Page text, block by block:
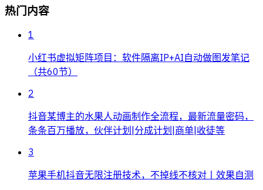
热门内容
1
小红书虚拟矩阵项目：软件隔离IP+AI自动做图发笔记
（共60节）
2
抖音某博主的水果人动画制作全流程，最新流量密码，
条条百万播放，伙伴计划|分成计划|商单|收徒等
3
苹果手机抖音无限注册技术，不掉线不核对丨效果自测